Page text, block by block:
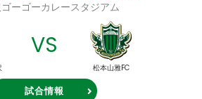
ーゴーカレースタジアム
VS
松本山雅FC
試合情報